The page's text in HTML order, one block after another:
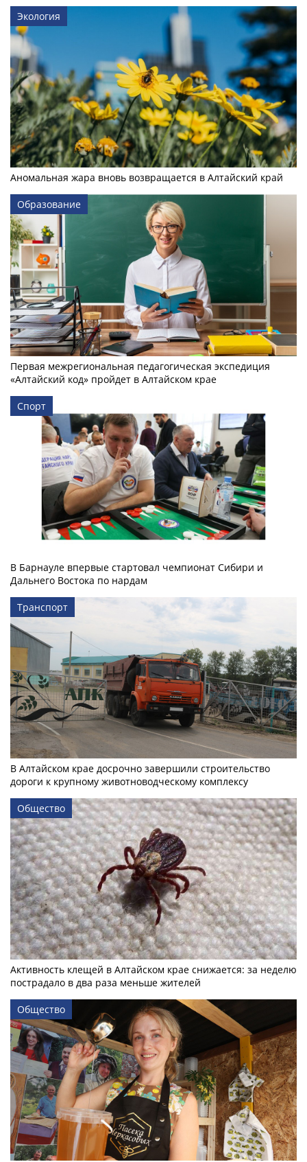
Экология
Аномальная жара вновь возвращается в Алтайский край
Образование
Первая межрегиональная педагогическая экспедиция
«Алтайский код» пройдет в Алтайском крае
Спорт
В Барнауле впервые стартовал чемпионат Сибири и
Дальнего Востока по нардам
Транспорт
В Алтайском крае досрочно завершили строительство
дороги к крупному животноводческому комплексу
Общество
Активность клещей в Алтайском крае снижается: за неделю
пострадало в два раза меньше жителей
Общество